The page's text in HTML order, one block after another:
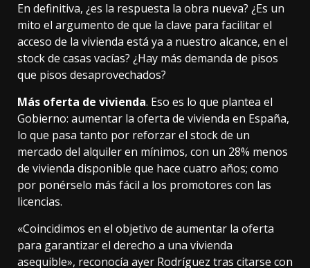
En definitiva, ¿es la respuesta la obra nueva? ¿Es un
mito el argumento de que la clave para facilitar el
acceso de la vivienda está ya a nuestro alcance, en el
stock de casas vacías? ¿Hay más demanda de pisos
que pisos desaprovechados?
Más oferta de vivienda. Eso es lo que plantea el
Gobierno: aumentar la oferta de vivienda en España,
lo que pasa tanto por reforzar el stock de un
mercado del alquiler en mínimos, con un 28% menos
de vivienda disponible que hace cuatro años; como
por ponérselo más fácil a los promotores con las
licencias.
«Coincidimos en el objetivo de aumentar la oferta
para garantizar el derecho a una vivienda
asequible», reconocía ayer Rodríguez tras citarse con